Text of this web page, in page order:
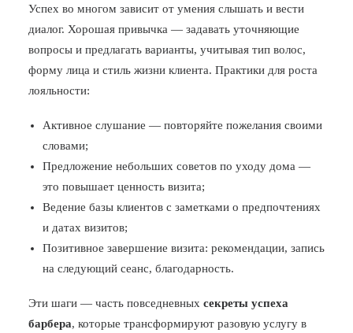
Успех во многом зависит от умения слышать и вести
диалог. Хорошая привычка — задавать уточняющие
вопросы и предлагать варианты, учитывая тип волос,
форму лица и стиль жизни клиента. Практики для роста
лояльности:
Активное слушание — повторяйте пожелания своими
словами;
Предложение небольших советов по уходу дома —
это повышает ценность визита;
Ведение базы клиентов с заметками о предпочтениях
и датах визитов;
Позитивное завершение визита: рекомендации, запись
на следующий сеанс, благодарность.
Эти шаги — часть повседневных секреты успеха
барбера, которые трансформируют разовую услугу в